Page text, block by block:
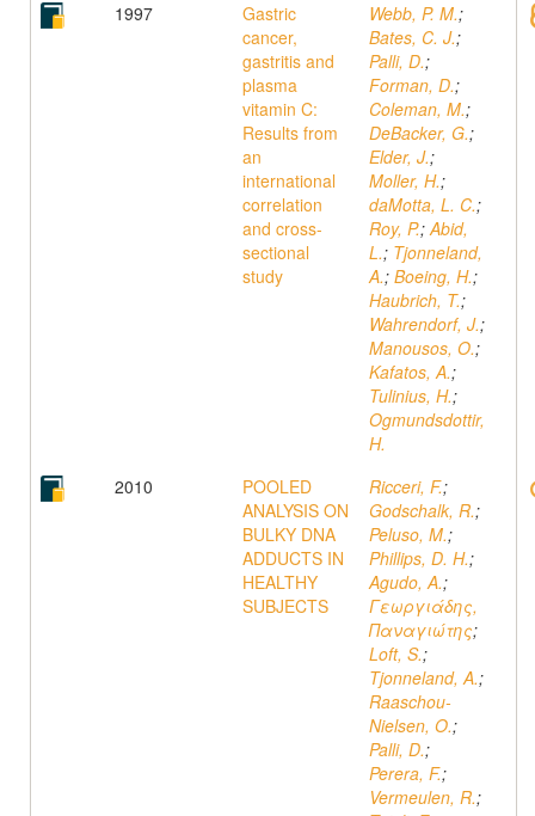
1997
Gastric
cancer,
gastritis and
plasma
vitamin C:
Results from
an
international
correlation
and cross-
sectional
study
Webb, P. M.;
Bates, C. J.;
Palli, D.;
Forman, D.;
Coleman, M.;
DeBacker, G.;
Elder, J.;
Moller, H.;
daMotta, L. C.;
Roy, P.;Abid,
L.; Tjonneland,
A.; Boeing, H.;
Haubrich, T.;
Wahrendorf, J.;
Manousos, O.;
Kafatos, A.;
Tulinius, H.;
Ogmundsdottir,
H.
2010
POOLED
ANALYSIS ON
BULKY DNA
ADDUCTS IN
HEALTHY
SUBJECTS
Ricceri, F.;
Godschalk, R.;
Peluso, M.;
Phillips, D. H.;
Agudo, A.;
Γεωργιάδης,
Παναγιώτης;
Loft, S.;
Tjonneland, A.;
Raaschou-
Nielsen, O.;
Palli, D.;
Perera, F.;
Vermeulen, R.;